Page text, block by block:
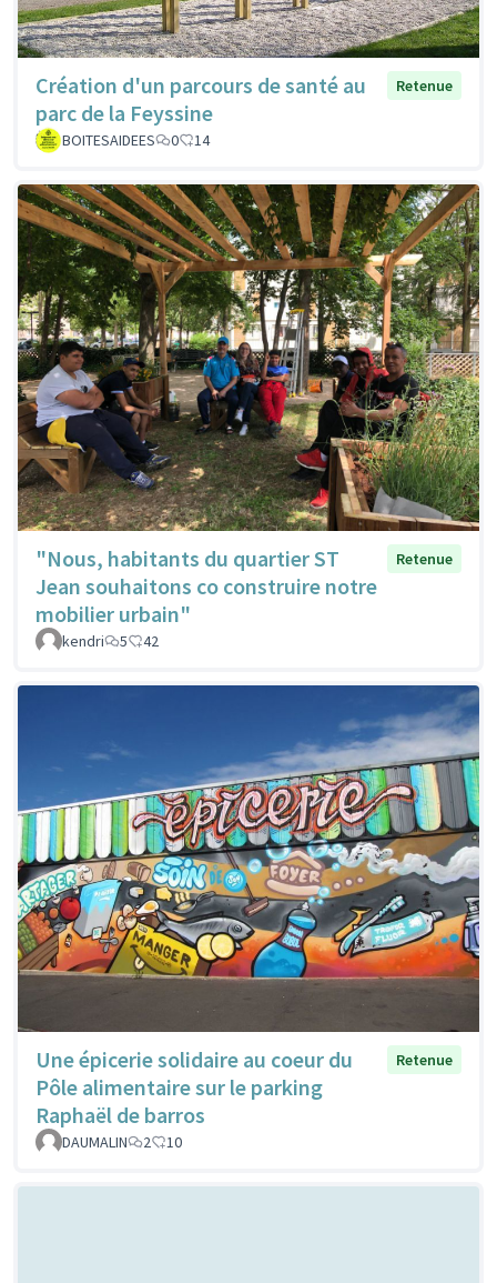
Création d'un parcours de santé au
parc de la Feyssine
Retenue
BOITESAIDEES 0 14
"Nous, habitants du quartier ST
Jean souhaitons co construire notre
mobilier urbain"
Retenue
kendri 5 42
Une épicerie solidaire au coeur du
Pôle alimentaire sur le parking
Raphaël de barros
Retenue
DAUMALIN 2 10